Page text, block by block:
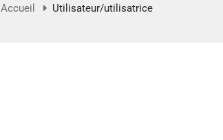
Accueil Utilisateur/utilisatrice